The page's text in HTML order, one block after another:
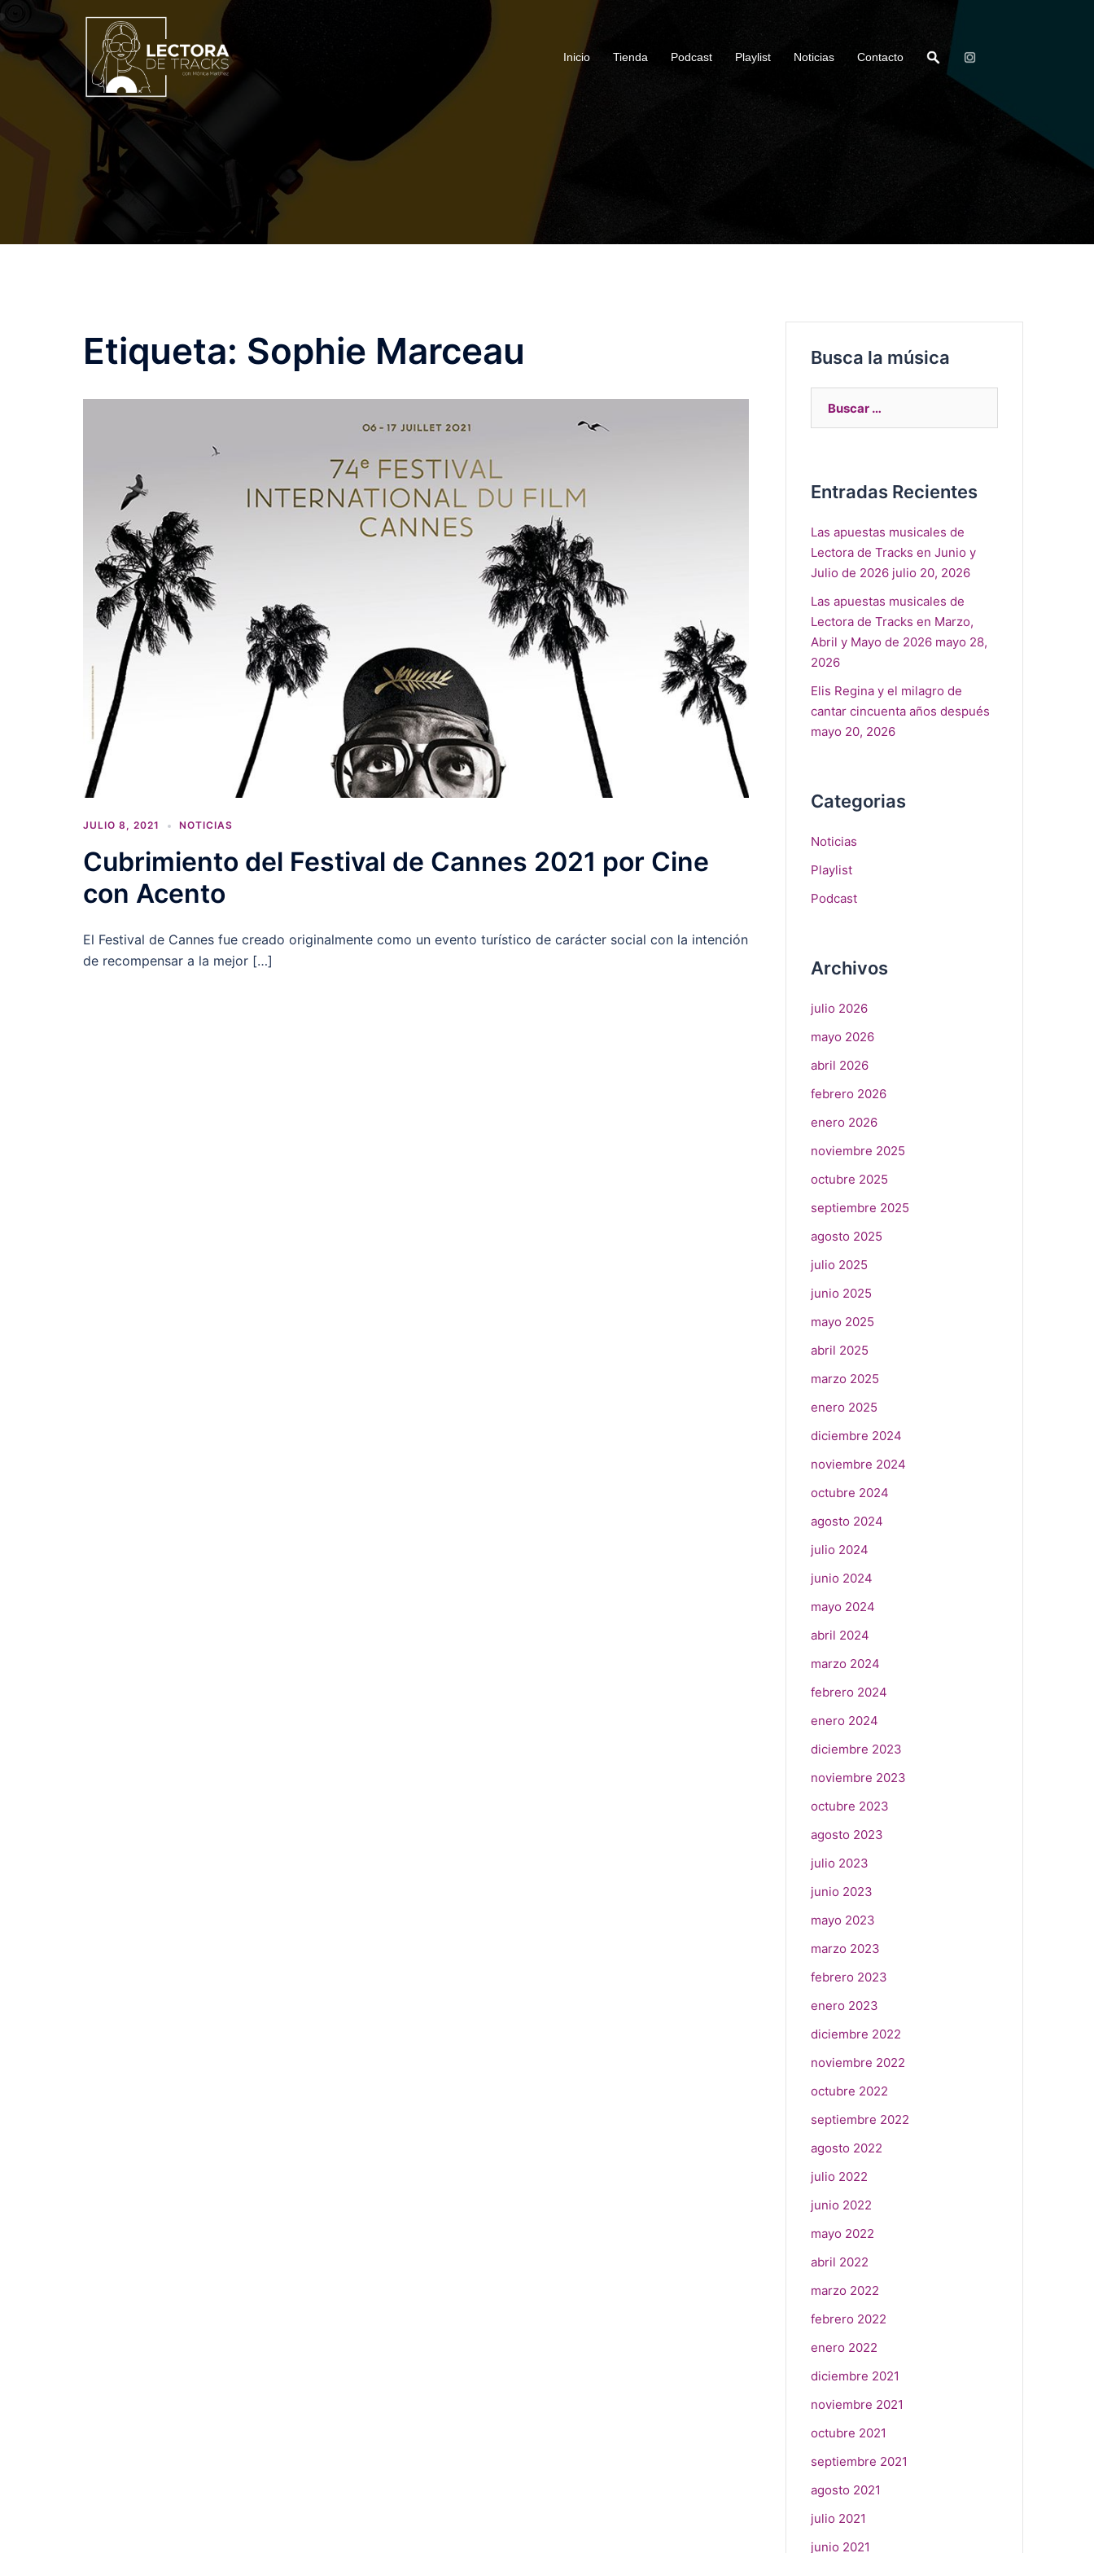
Inicio Tienda Podcast Playlist Noticias Contacto
Etiqueta: Sophie Marceau
JULIO 8, 2021 NOTICIAS
Cubrimiento del Festival de Cannes 2021 por Cine
con Acento
El Festival de Cannes fue creado originalmente como un evento turístico de carácter social con la intención
de recompensar a la mejor […]
Busca la música
Entradas Recientes
Las apuestas musicales de
Lectora de Tracks en Junio y
Julio de 2026 julio 20, 2026
Las apuestas musicales de
Lectora de Tracks en Marzo,
Abril y Mayo de 2026 mayo 28,
2026
Elis Regina y el milagro de
cantar cincuenta años después
mayo 20, 2026
Categorias
Noticias
Playlist
Podcast
Archivos
julio 2026
mayo 2026
abril 2026
febrero 2026
enero 2026
noviembre 2025
octubre 2025
septiembre 2025
agosto 2025
julio 2025
junio 2025
mayo 2025
abril 2025
marzo 2025
enero 2025
diciembre 2024
noviembre 2024
octubre 2024
agosto 2024
julio 2024
junio 2024
mayo 2024
abril 2024
marzo 2024
febrero 2024
enero 2024
diciembre 2023
noviembre 2023
octubre 2023
agosto 2023
julio 2023
junio 2023
mayo 2023
marzo 2023
febrero 2023
enero 2023
diciembre 2022
noviembre 2022
octubre 2022
septiembre 2022
agosto 2022
julio 2022
junio 2022
mayo 2022
abril 2022
marzo 2022
febrero 2022
enero 2022
diciembre 2021
noviembre 2021
octubre 2021
septiembre 2021
agosto 2021
julio 2021
junio 2021